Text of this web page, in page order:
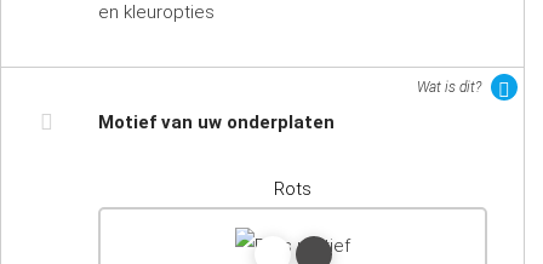
en kleuropties
Wat is dit?
Motief van uw onderplaten
Rots